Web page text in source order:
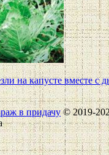
на капусте вместе с
в придачу© 2019-